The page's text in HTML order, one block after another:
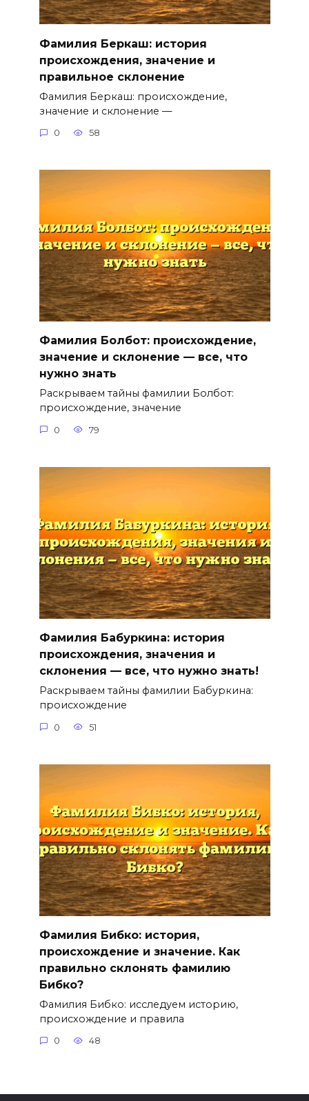
Фамилия Беркаш: история
происхождения, значение и
правильное склонение
Фамилия Беркаш: происхождение,
значение и склонение —
0 58
Фамилия Болбот: происхождение,
значение и склонение — все, что
нужно знать
Раскрываем тайны фамилии Болбот:
происхождение, значение
0 79
Фамилия Бабуркина: история
происхождения, значения и
склонения — все, что нужно знать!
Раскрываем тайны фамилии Бабуркина:
происхождение
0 51
Фамилия Бибко: история,
происхождение и значение. Как
правильно склонять фамилию
Бибко?
Фамилия Бибко: исследуем историю,
происхождение и правила
0 48